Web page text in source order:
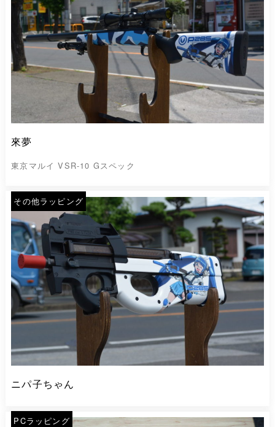
來夢
東京マルイ VSR-10 Gスペック
その他ラッピング
ニパ子ちゃん
PCラッピング